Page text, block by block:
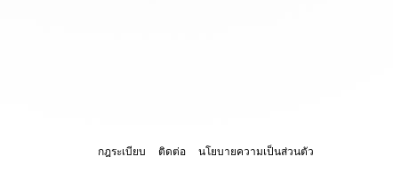
กฎระเบียบ ติดต่อ นโยบายความเป็นส่วนตัว